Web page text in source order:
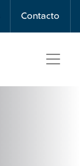
Contacto